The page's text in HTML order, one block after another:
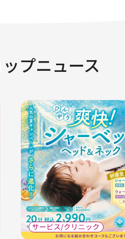
プニュース